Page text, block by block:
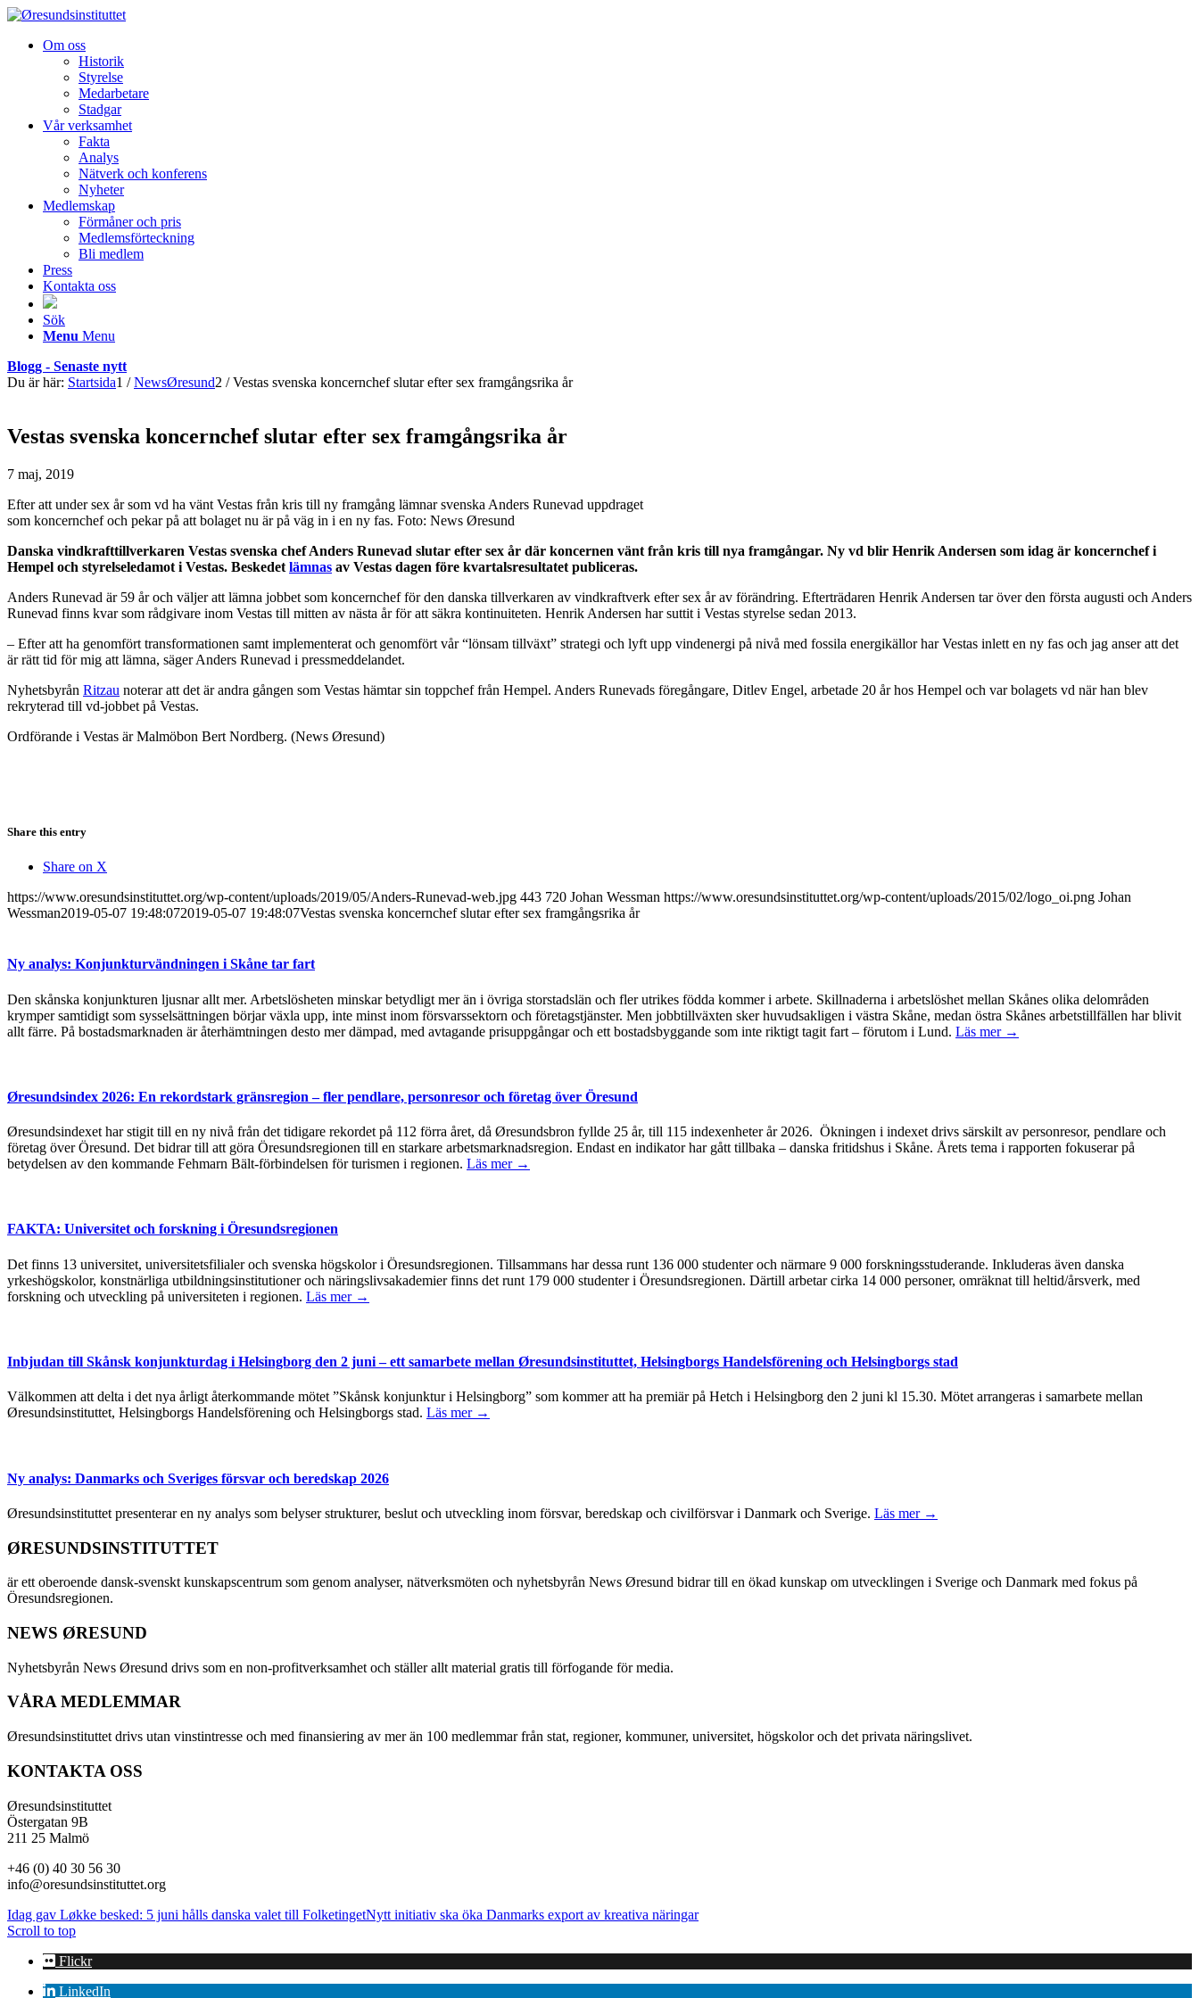
Om oss
Historik
Styrelse
Medarbetare
Stadgar
Vår verksamhet
Fakta
Analys
Nätverk och konferens
Nyheter
Medlemskap
Förmåner och pris
Medlemsförteckning
Bli medlem
Press
Kontakta oss
Sök
Menu Menu
Blogg - Senaste nytt
Du är här: Startsida1 / NewsØresund2 / Vestas svenska koncernchef slutar efter sex framgångsrika år
Vestas svenska koncernchef slutar efter sex framgångsrika år
7 maj, 2019
Efter att under sex år som vd ha vänt Vestas från kris till ny framgång lämnar svenska Anders Runevad uppdraget
som koncernchef och pekar på att bolaget nu är på väg in i en ny fas. Foto: News Øresund
Danska vindkrafttillverkaren Vestas svenska chef Anders Runevad slutar efter sex år där koncernen vänt från kris till nya framgångar. Ny vd blir Henrik Andersen som idag är koncernchef i
Hempel och styrelseledamot i Vestas. Beskedet lämnas av Vestas dagen före kvartalsresultatet publiceras.
Anders Runevad är 59 år och väljer att lämna jobbet som koncernchef för den danska tillverkaren av vindkraftverk efter sex år av förändring. Efterträdaren Henrik Andersen tar över den första augusti och Anders
Runevad finns kvar som rådgivare inom Vestas till mitten av nästa år för att säkra kontinuiteten. Henrik Andersen har suttit i Vestas styrelse sedan 2013.
– Efter att ha genomfört transformationen samt implementerat och genomfört vår “lönsam tillväxt” strategi och lyft upp vindenergi på nivå med fossila energikällor har Vestas inlett en ny fas och jag anser att det
är rätt tid för mig att lämna, säger Anders Runevad i pressmeddelandet.
Nyhetsbyrån Ritzau noterar att det är andra gången som Vestas hämtar sin toppchef från Hempel. Anders Runevads föregångare, Ditlev Engel, arbetade 20 år hos Hempel och var bolagets vd när han blev
rekryterad till vd-jobbet på Vestas.
Ordförande i Vestas är Malmöbon Bert Nordberg. (News Øresund)
Share this entry
Share on X
https://www.oresundsinstituttet.org/wp-content/uploads/2019/05/Anders-Runevad-web.jpg 443 720 Johan Wessman https://www.oresundsinstituttet.org/wp-content/uploads/2015/02/logo_oi.png Johan
Wessman2019-05-07 19:48:072019-05-07 19:48:07Vestas svenska koncernchef slutar efter sex framgångsrika år
Ny analys: Konjunkturvändningen i Skåne tar fart
Den skånska konjunkturen ljusnar allt mer. Arbetslösheten minskar betydligt mer än i övriga storstadslän och fler utrikes födda kommer i arbete. Skillnaderna i arbetslöshet mellan Skånes olika delområden
krymper samtidigt som sysselsättningen börjar växla upp, inte minst inom försvarssektorn och företagstjänster. Men jobbtillväxten sker huvudsakligen i västra Skåne, medan östra Skånes arbetstillfällen har blivit
allt färre. På bostadsmarknaden är återhämtningen desto mer dämpad, med avtagande prisuppgångar och ett bostadsbyggande som inte riktigt tagit fart – förutom i Lund. Läs mer →
Øresundsindex 2026: En rekordstark gränsregion – fler pendlare, personresor och företag över Öresund
Øresundsindexet har stigit till en ny nivå från det tidigare rekordet på 112 förra året, då Øresundsbron fyllde 25 år, till 115 indexenheter år 2026. Ökningen i indexet drivs särskilt av personresor, pendlare och
företag över Öresund. Det bidrar till att göra Öresundsregionen till en starkare arbetsmarknadsregion. Endast en indikator har gått tillbaka – danska fritidshus i Skåne. Årets tema i rapporten fokuserar på
betydelsen av den kommande Fehmarn Bält-förbindelsen för turismen i regionen. Läs mer →
FAKTA: Universitet och forskning i Öresundsregionen
Det finns 13 universitet, universitetsfilialer och svenska högskolor i Öresundsregionen. Tillsammans har dessa runt 136 000 studenter och närmare 9 000 forskningsstuderande. Inkluderas även danska
yrkeshögskolor, konstnärliga utbildningsinstitutioner och näringslivsakademier finns det runt 179 000 studenter i Öresundsregionen. Därtill arbetar cirka 14 000 personer, omräknat till heltid/årsverk, med
forskning och utveckling på universiteten i regionen. Läs mer →
Inbjudan till Skånsk konjunkturdag i Helsingborg den 2 juni – ett samarbete mellan Øresundsinstituttet, Helsingborgs Handelsförening och Helsingborgs stad
Välkommen att delta i det nya årligt återkommande mötet ”Skånsk konjunktur i Helsingborg” som kommer att ha premiär på Hetch i Helsingborg den 2 juni kl 15.30. Mötet arrangeras i samarbete mellan
Øresundsinstituttet, Helsingborgs Handelsförening och Helsingborgs stad. Läs mer →
Ny analys: Danmarks och Sveriges försvar och beredskap 2026
Øresundsinstituttet presenterar en ny analys som belyser strukturer, beslut och utveckling inom försvar, beredskap och civilförsvar i Danmark och Sverige. Läs mer →
ØRESUNDSINSTITUTTET
är ett oberoende dansk-svenskt kunskapscentrum som genom analyser, nätverksmöten och nyhetsbyrån News Øresund bidrar till en ökad kunskap om utvecklingen i Sverige och Danmark med fokus på
Öresundsregionen.
NEWS ØRESUND
Nyhetsbyrån News Øresund drivs som en non-profitverksamhet och ställer allt material gratis till förfogande för media.
VÅRA MEDLEMMAR
Øresundsinstituttet drivs utan vinst­intresse och med finansiering av mer än 100 medlemmar från stat, regioner, kommuner, universitet, högskolor och det privata näringslivet.
KONTAKTA OSS
Øresundsinstituttet
Östergatan 9B
211 25 Malmö
+46 (0) 40 30 56 30
info@oresundsinstituttet.org
Idag gav Løkke besked: 5 juni hålls danska valet till FolketingetNytt initiativ ska öka Danmarks export av kreativa näringar
Scroll to top
Flickr
LinkedIn